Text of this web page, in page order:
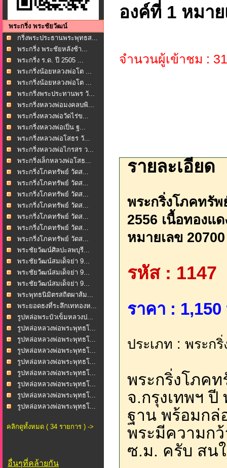
พระกริ่ง พระชัยวัฒน์
กริ่งพระประธานพระพุทธส...
พระกริ่ง พระชัยหลังช้า...
พระกริ่ง ร.ด. ปี 2505 ...
พระกริ่งน้อยหลวงพ่อโต ...
พระกริ่งน้อยหลวงพ่อโต ...
พระกริ่งพระประทานพร วั...
พระกริ่งหลวงพ่อมงคลบพิ...
พระกริ่งหลวงพ่อวัดไร่ข...
พระกริ่งหลวงพ่อเปิ่น ฐ...
พระกริ่งหลวงพ่อโสธร วั...
พระกริ่งหลวงพ่อไกรสร ว...
พระกริ่งเล็กหลวงพ่อโสธ...
พระกริ่งโภคทรัพย์ วัดส...
พระกริ่งโภคทรัพย์ วัดส...
พระกริ่งโภคทรัพย์ วัดส...
พระกริ่งโภคทรัพย์ วัดส...
พระกริ่งโภคทรัพย์ วัดส...
พระกริ่งโภคทรัพย์ วัดส...
พระกริ่งโภคทรัพย์ วัดส...
พระชัยวัฒน์ศิลปะลพบุรี...
พระชัยวัฒน์สมเด็จย่า 9...
พระชัยวัฒน์สมเด็จย่า 9...
พระชัยวัฒน์สมเด็จย่า 9...
พระพุทธนิมิตรสถิตผาส้ม...
พระยอดธงที่ระลึกเททองห...
รูปหล่อพระบัวเข็มหลวงป...
รูปหล่อหลวงพ่อพระพุทธโ...
รูปหล่อหลวงพ่อพระพุทธโ...
รูปหล่อหลวงพ่อพระพุทธโ...
รูปหล่อหลวงพ่อพระพุทธโ...
รูปหล่อหลวงพ่อพระพุทธโ...
รูปหล่อหลวงพ่อพระพุทธโ...
รูปหล่อหลวงพ่อพระพุทธโ...
รูปหล่อหลวงพ่อพระพุทธโ...
คลิกดูทั้งหมด ( 34 รายการ ) ->
อื่นๆที่คล้ายกัน
องค์ที่ 1 หมาย
จำนวนผู้เข้าชม :
รายละเอียด
พระกริ่งโภคทรัพ
2556 เนื้อทองแ
หมายเลข 20700
รหัส : 1147
ราคา :
ประเภท : พระก
พระกริ่งโภค
จ.กรุงเทพฯ ปี
ฐาน พร้อมกล่
พระมีความก
ซ.ม. ครับ สน